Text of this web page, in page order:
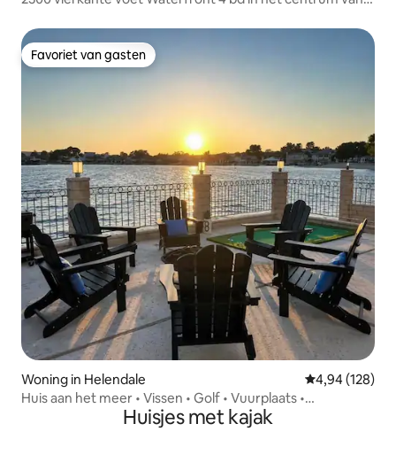
Favoriet van gasten
Favoriet van gasten
Woning in Helendale Gemiddelde
4,94 (128)
Huis aan het meer • Vissen • Golf • Vuurplaats •
Huisjes met kajak